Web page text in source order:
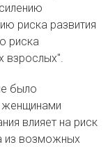
риска развития
риска
взрослых".
было
женщинами
влияет на риск
из возможных